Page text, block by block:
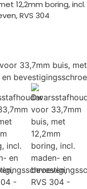
12,2mm boring,
RVS 304